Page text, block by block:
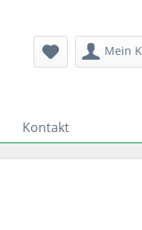
Mein
Kontakt